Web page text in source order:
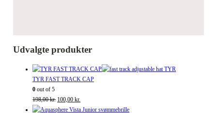
Udvalgte produkter
TYR FAST TRACK CAP
0 out of 5
198,00kr. Den
oprindelige
100,00kr.
aktuelle